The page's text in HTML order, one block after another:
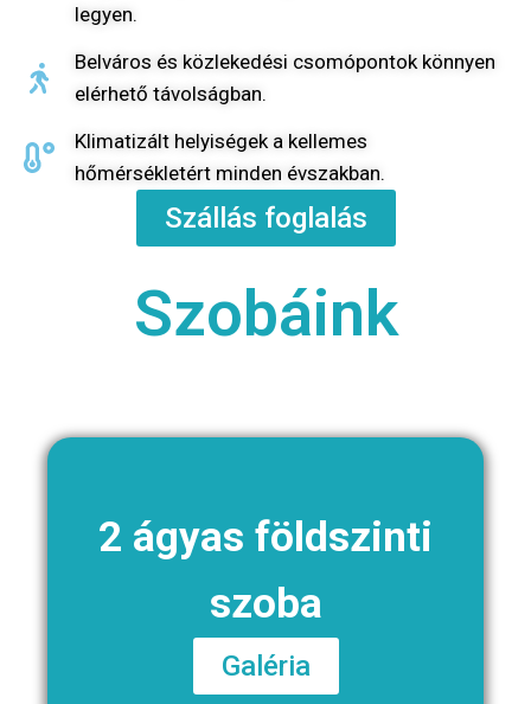
legyen.
Belváros és közlekedési csomópontok könnyen
elérhető távolságban.
Klimatizált helyiségek a kellemes
hőmérsékletért minden évszakban.
Szállás foglalás
Szobáink
2 ágyas földszinti
szoba
Galéria